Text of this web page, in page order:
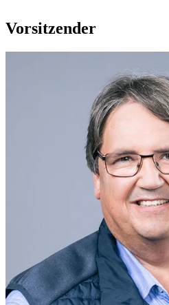
Vorsitzender